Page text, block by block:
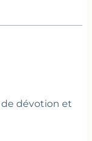
dévotion et